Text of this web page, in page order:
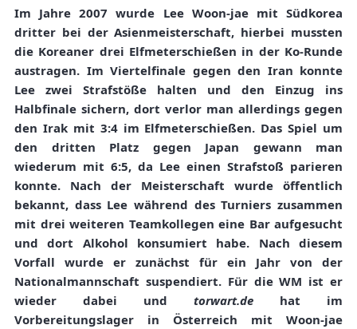
Im Jahre 2007 wurde Lee Woon-jae mit Südkorea
dritter bei der Asienmeisterschaft, hierbei mussten
die Koreaner drei Elfmeterschießen in der Ko-Runde
austragen. Im Viertelfinale gegen den Iran konnte
Lee zwei Strafstöße halten und den Einzug ins
Halbfinale sichern, dort verlor man allerdings gegen
den Irak mit 3:4 im Elfmeterschießen. Das Spiel um
den dritten Platz gegen Japan gewann man
wiederum mit 6:5, da Lee einen Strafstoß parieren
konnte. Nach der Meisterschaft wurde öffentlich
bekannt, dass Lee während des Turniers zusammen
mit drei weiteren Teamkollegen eine Bar aufgesucht
und dort Alkohol konsumiert habe. Nach diesem
Vorfall wurde er zunächst für ein Jahr von der
Nationalmannschaft suspendiert. Für die WM ist er
wieder dabei und torwart.de hat im
Vorbereitungslager in Österreich mit Woon-jae